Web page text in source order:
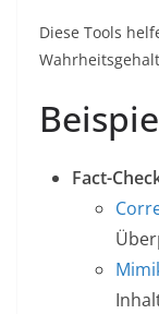
Diese Tools
Fact-